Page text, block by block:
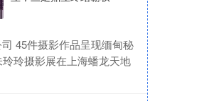
司 45件摄影作品呈现缅甸秘
玲摄影展在上海蟠龙天地